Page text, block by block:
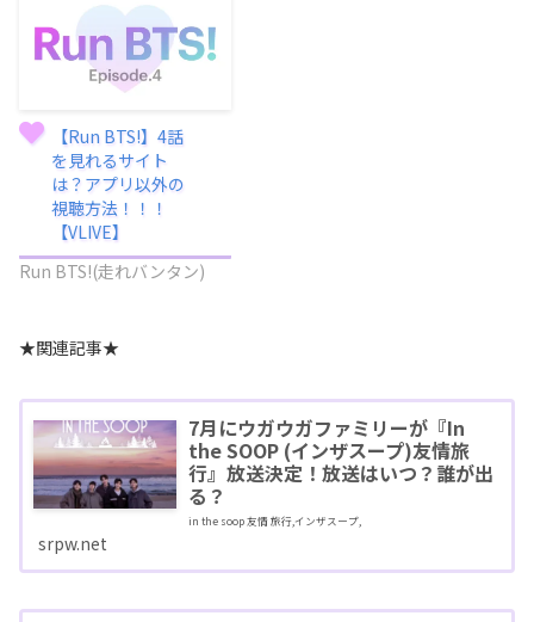
【Run BTS!】4話
を見れるサイト
は？アプリ以外の
視聴方法！！！
【VLIVE】
Run BTS!(走れバンタン)
★関連記事★
7月にウガウガファミリーが『In
the SOOP (インザスープ)友情旅
行』放送決定！放送はいつ？誰が出
る？
in the soop 友情 旅行,インザスープ,
srpw.net